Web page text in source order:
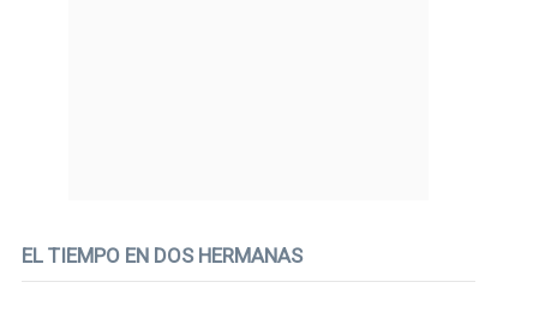
EL TIEMPO EN DOS HERMANAS